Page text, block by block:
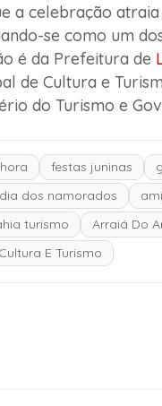
a celebração
se como um
é da Prefeitura de
de Cultura e
do Turismo e
festas juninas
dia dos namorados
turismo Arraiá Do
E Turismo